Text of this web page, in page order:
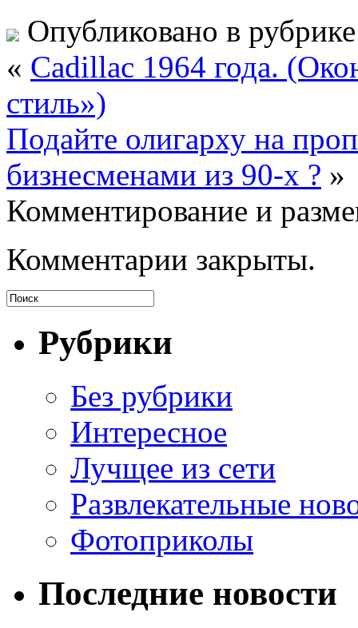
Опубликовано в
« Cadillac 1964 года.
стиль»)
Подайте олигарху на
бизнесменами из 90-х ? »
Комментирование и
Комментарии закрыты.
Рубрики
Без рубрики
Интересное
Лучщее из сети
Развлекательные
Фотоприколы
Последние новости